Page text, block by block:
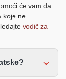
će vam da
koje ne
vodič za